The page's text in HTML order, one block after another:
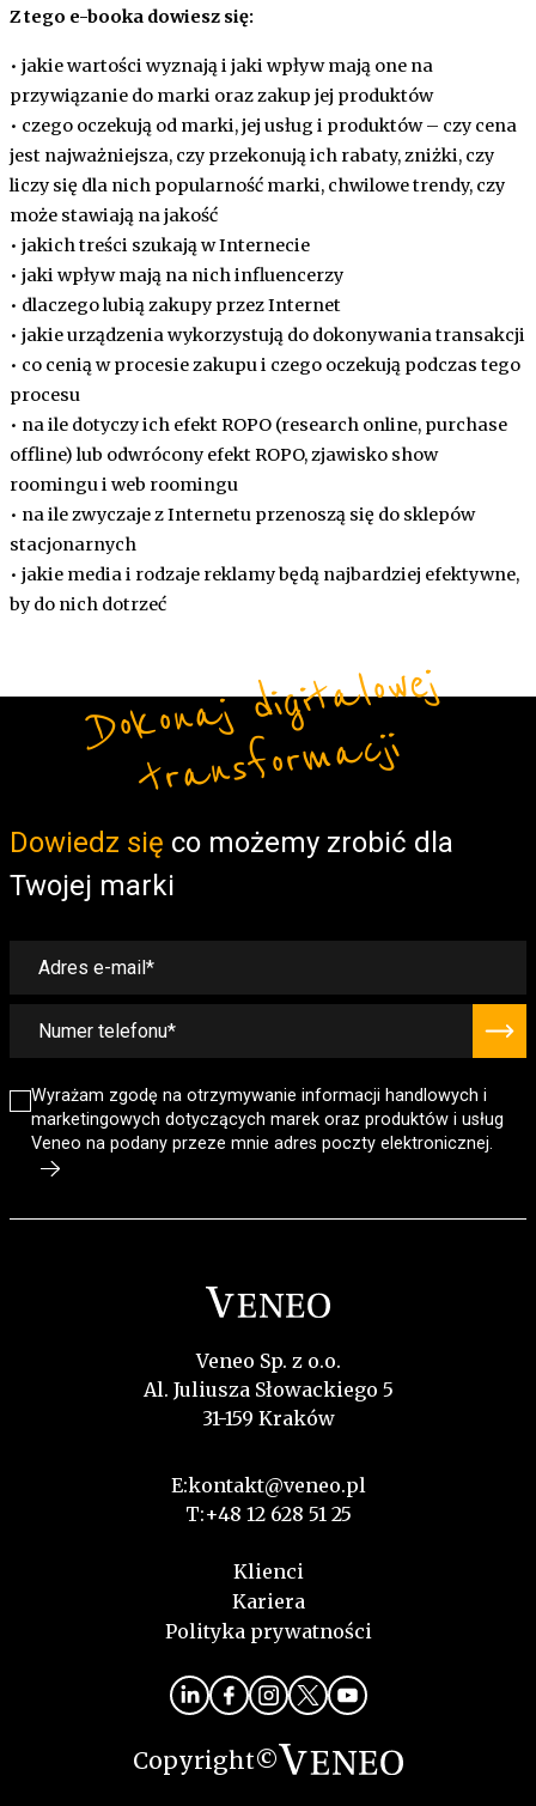
Z tego e-booka dowiesz się:
• jakie wartości wyznają i jaki wpływ mają one na
przywiązanie do marki oraz zakup jej produktów
• czego oczekują od marki, jej usług i produktów – czy cena
jest najważniejsza, czy przekonują ich rabaty, zniżki, czy
liczy się dla nich popularność marki, chwilowe trendy, czy
może stawiają na jakość
• jakich treści szukają w Internecie
• jaki wpływ mają na nich influencerzy
• dlaczego lubią zakupy przez Internet
• jakie urządzenia wykorzystują do dokonywania transakcji
• co cenią w procesie zakupu i czego oczekują podczas tego
procesu
• na ile dotyczy ich efekt ROPO (research online, purchase
offline) lub odwrócony efekt ROPO, zjawisko show
roomingu i web roomingu
• na ile zwyczaje z Internetu przenoszą się do sklepów
stacjonarnych
• jakie media i rodzaje reklamy będą najbardziej efektywne,
by do nich dotrzeć
Dowiedz się co możemy zrobić dla
Twojej marki
Wyrażam zgodę na otrzymywanie informacji handlowych i
marketingowych dotyczących marek oraz produktów i usług
Veneo na podany przeze mnie adres poczty elektronicznej.
Do
ko
n
aj
di
gi
t
alo
w
ej
t
r
a
ns
fo
r
m
a
cji
Veneo Sp. z o.o.
Al. Juliusza Słowackiego 5
31-159 Kraków
E:kontakt@veneo.pl
T:+48 12 628 51 25
Klienci
Kariera
Polityka prywatności
Copyright©